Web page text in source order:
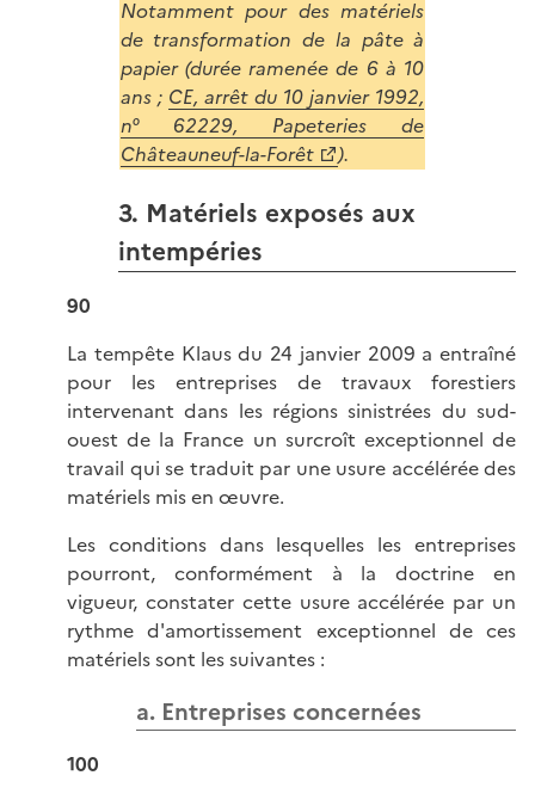
Notamment pour des matériels
de transformation de la pâte à
papier (durée ramenée de 6 à 10
ans ; CE, arrêt du 10 janvier 1992,
n° 62229, Papeteries de
Châteauneuf-la-Forêt
).
3. Matériels exposés aux
intempéries
90
La tempête Klaus du 24 janvier 2009 a entraîné
pour les entreprises de travaux forestiers
intervenant dans les régions sinistrées du sud-
ouest de la France un surcroît exceptionnel de
travail qui se traduit par une usure accélérée des
matériels mis en œuvre.
Les conditions dans lesquelles les entreprises
pourront, conformément à la doctrine en
vigueur, constater cette usure accélérée par un
rythme d'amortissement exceptionnel de ces
matériels sont les suivantes :
a. Entreprises concernées
100